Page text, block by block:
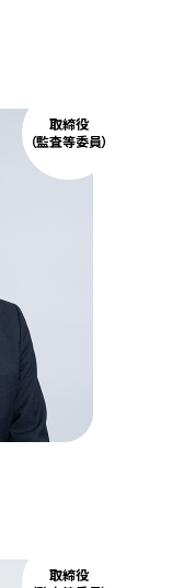
取締役
（監査等委員）
取締役